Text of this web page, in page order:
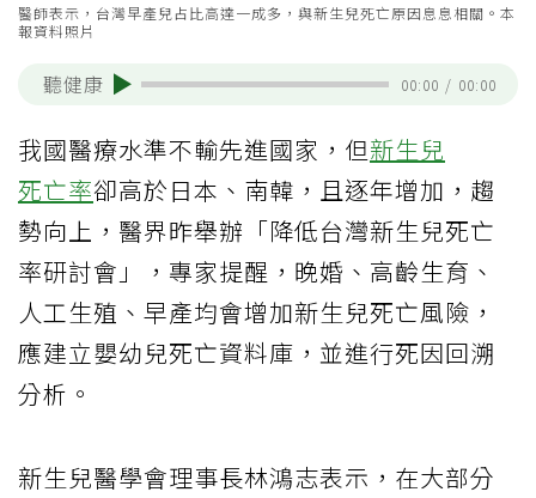
醫師表示，台灣早產兒占比高達一成多，與新生兒死亡原因息息相關。本
報資料照片
聽健康 00:00 / 00:00
我國醫療水準不輸先進國家，但新生兒
死亡率卻高於日本、南韓，且逐年增加，趨
勢向上，醫界昨舉辦「降低台灣新生兒死亡
率研討會」，專家提醒，晚婚、高齡生育、
人工生殖、早產均會增加新生兒死亡風險，
應建立嬰幼兒死亡資料庫，並進行死因回溯
分析。
新生兒醫學會理事長林鴻志表示，在大部分